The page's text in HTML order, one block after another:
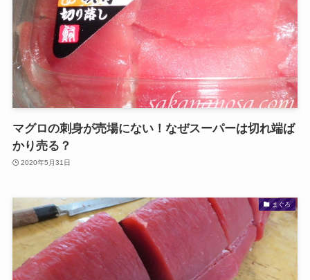
マグロの刺身が売場にない！なぜスーパーは切れ端ば
かり売る？
2020年5月31日
まぐろ